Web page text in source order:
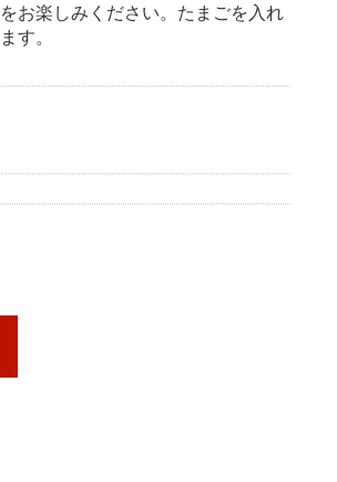
お楽しみください。たまごを入れ
す。